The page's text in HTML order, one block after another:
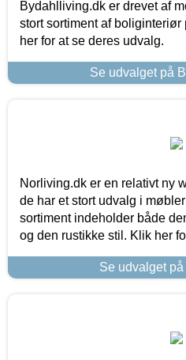
Bydahlliving.dk er drevet af
stort sortiment af
her for at se deres udvalg.
Se udvalget på
Norliving.dk er en relativt ny
de har et stort udvalg i
sortiment indeholder både
og den rustikke stil. Klik her
Se udvalget